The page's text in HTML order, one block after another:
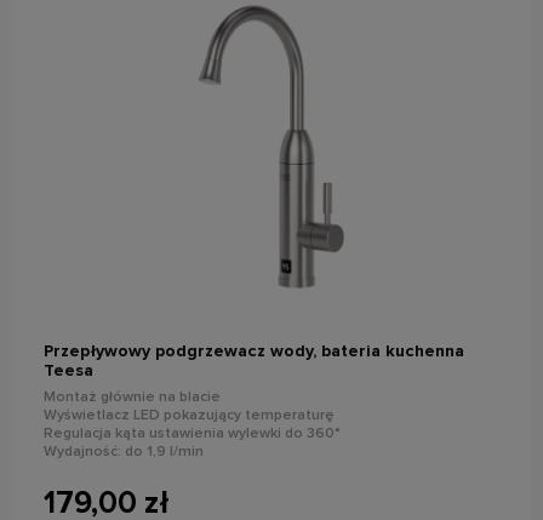
Przepływowy podgrzewacz wody, bateria kuchenna
Teesa
Montaż głównie na blacie
Wyświetlacz LED pokazujący temperaturę
Regulacja kąta ustawienia wylewki do 360°
Wydajność: do 1,9 l/min
179,00 zł
do koszyka